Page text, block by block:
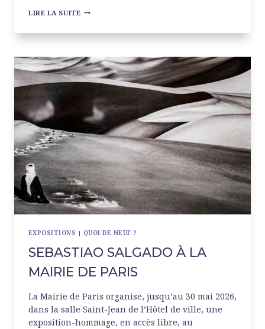
LIRE LA SUITE EXPOSITION
CARTIER
EXPOSITIONS | QUOI DE NEUF ?
SEBASTIAO SALGADO À LA
MAIRIE DE PARIS
La Mairie de Paris organise, jusqu’au 30 mai 2026,
dans la salle Saint-Jean de l’Hôtel de ville, une
exposition-hommage, en accès libre, au